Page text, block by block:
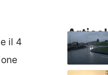
il 4